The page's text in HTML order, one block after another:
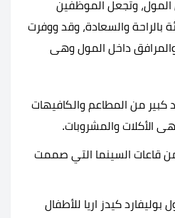
وتجعل الموظفين
والسعادة، وقد ووفرت
داخل المول وهى
من المطاعم والكافيهات
الأكلات والمشروبات.
قاعات السينما التي صممت
كيدز اريا للأطفال